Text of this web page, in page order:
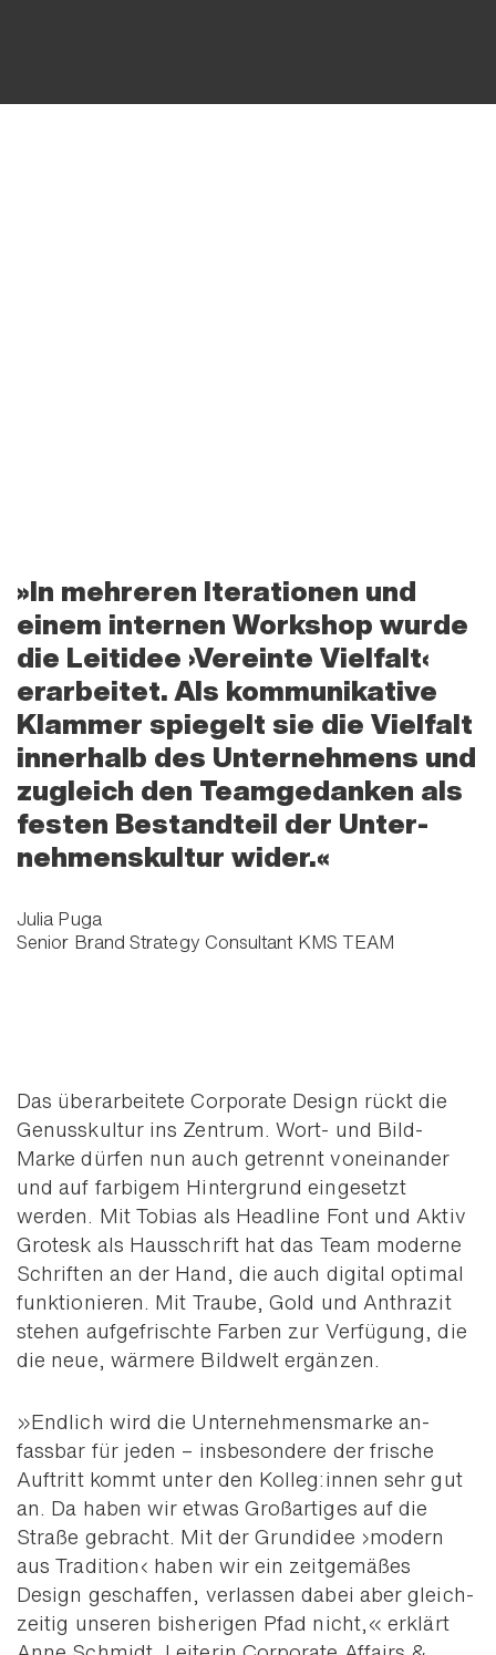
In mehreren Iterationen und
einem internen Work­shop wurde
die Leit­idee ›Vereinte Vielfalt‹
erarbeitet. Als kommu­nikative
Klammer spiegelt sie die Vielfalt
innerhalb des Unter­nehmens und
zugleich den Team­gedanken als
festen Bestand­teil der Unter­
nehmens­kultur wider.
Julia Puga
Senior Brand Strategy Consultant KMS TEAM
Das über­arbeitete Corporate Design rückt die
Genuss­kultur ins Zentrum. Wort- und Bild-
Marke dürfen nun auch getrennt von­einander
und auf farbigem Hinter­grund eingesetzt
werden. Mit Tobias als Headline Font und Aktiv
Grotesk als Haus­schrift hat das Team moderne
Schriften an der Hand, die auch digital optimal
funk­tio­nieren. Mit Traube, Gold und Anthrazit
stehen auf­gefrischte Farben zur Ver­fügung, die
die neue, wärmere Bild­welt ergänzen.
»Endlich wird die Unter­nehmens­marke an­
fassbar für jeden – ins­beson­dere der frische
Auf­tritt kommt unter den Kolleg:innen sehr gut
an. Da haben wir etwas Groß­artiges auf die
Straße gebracht. Mit der Grund­idee ›modern
aus Tradition‹ haben wir ein zeit­ge­mäßes
Design ge­schaffen, ver­lassen dabei aber gleich­
zeitig unseren bis­herigen Pfad nicht,« erklärt